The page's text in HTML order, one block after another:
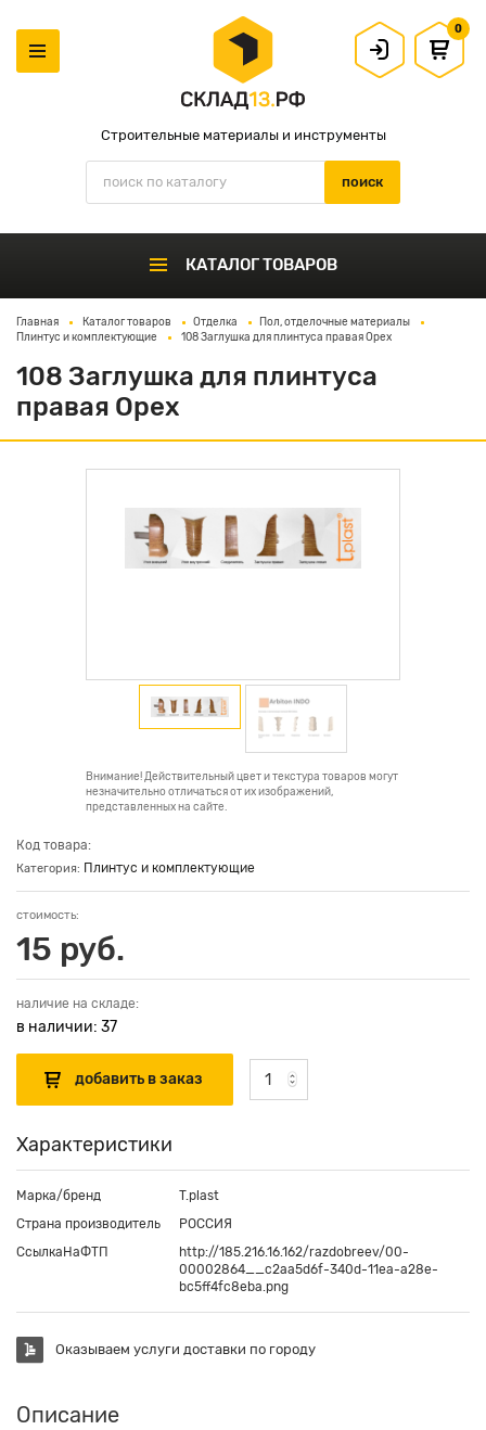
Строительные материалы и инструменты
0
КАТАЛОГ ТОВАРОВ
Главная Каталог товаров Отделка
Пол, отделочные материалы
Плинтус и комплектующие
108 Заглушка для плинтуса правая Орех
108 Заглушка для плинтуса
правая Орех
Внимание! Действительный цвет и текстура товаров могут
незначительно отличаться от их изображений,
представленных на сайте.
Код товара:
Категория: Плинтус и комплектующие
стоимость:
15 руб.
наличие на складе:
в наличии: 37
Характеристики
Марка/бренд
T.plast
Страна производитель
РОССИЯ
СсылкаНаФТП
http://185.216.16.162/razdobreev/00-
00002864__c2aa5d6f-340d-11ea-a28e-
bc5ff4fc8eba.png
Оказываем услуги доставки по городу
Описание